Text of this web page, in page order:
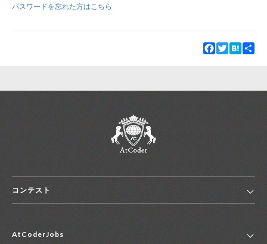
新規登録
パスワードを忘れた方はこちら
Facebook
TwitterHatena
コンテスト
コンテスト一覧
AtCoderJobs